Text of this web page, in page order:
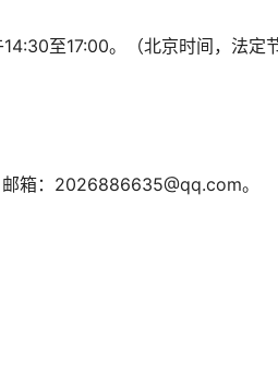
至17:00。（北京时间，法定
邮箱：2026886635@qq.com。